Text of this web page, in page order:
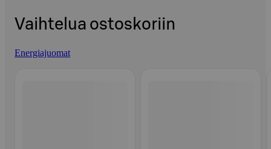
Vaihtelua ostoskoriin
Energiajuomat